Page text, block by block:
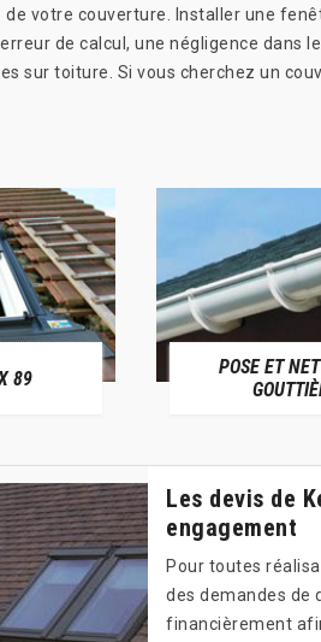
votre couverture. Installer une
de calcul, une négligence dans
sur toiture. Si vous cherchez un
89
POSE ET
Les devis de
engagement
Pour toutes
des demandes de
financièrement